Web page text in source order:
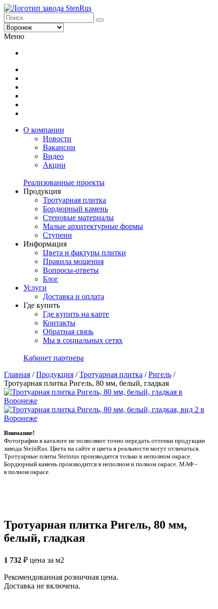
Меню
О компании
Новости
Вакансии
Видео
Акции
Реализованные проекты
Продукция
Тротуарная плитка
Бордюрный камень
Стеновые материалы
Малые архитектурные формы
Ступени
Информация
Цвета и фактуры плитки
Правила мощения
Вопросы-ответы
Блог
Услуги
Доставка и оплата
Где купить
Где купить на карте
Контакты
Обратная связь
Мы в социальных сетях
Кабинет партнера
Главная /Продукция /Тротуарная плитка /Ригель /
Тротуарная плитка Ригель, 80 мм, белый, гладкая
Внимание!
Фотографии в каталоге не позволяют точно передать оттенки продукции
заводa SteinRus. Цвета на сайте и цвета в реальности могут отличаться.
Тротуарные плиты Steinrus производятся только в неполном окрасе.
Бордюрный камень производится в неполном и полном окрасе. МАФ -
в полном окрасе.
Тротуарная плитка Ригель, 80 мм,
белый, гладкая
1 732 ₽ цена за м2
Рекомендованная розничная цена.
Доставка не включена.